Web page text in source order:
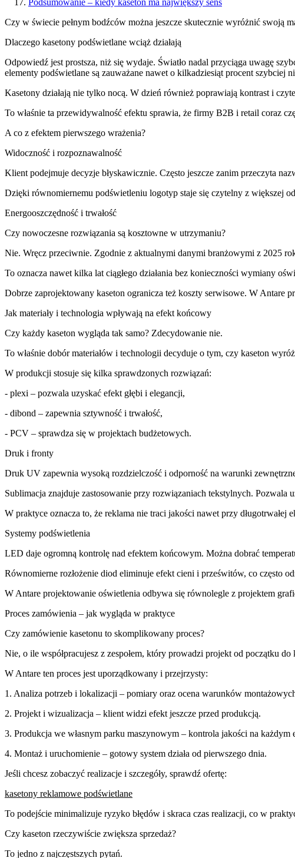
Czy w świecie pełnym bodźców można jeszcze skutecznie wyróżnić swoją
Dlaczego kasetony podświetlane wciąż działają
Odpowiedź jest prostsza, niż się wydaje. Światło nadal przyciąga uwagę
elementy podświetlane są zauważane nawet o kilkadziesiąt procent szybciej
Kasetony działają nie tylko nocą. W dzień również poprawiają kontrast i
To właśnie ta przewidywalność efektu sprawia, że firmy B2B i retail coraz
A co z efektem pierwszego wrażenia?
Widoczność i rozpoznawalność
Klient podejmuje decyzje błyskawicznie. Często jeszcze zanim przeczyta
Dzięki równomiernemu podświetleniu logotyp staje się czytelny z większej
Energooszczędność i trwałość
Czy nowoczesne rozwiązania są kosztowne w utrzymaniu?
Nie. Wręcz przeciwnie. Zgodnie z aktualnymi danymi branżowymi z 2025
To oznacza nawet kilka lat ciągłego działania bez konieczności wymiany
Dobrze zaprojektowany kaseton ogranicza też koszty serwisowe. W Antare
Jak materiały i technologia wpływają na efekt końcowy
Czy każdy kaseton wygląda tak samo? Zdecydowanie nie.
To właśnie dobór materiałów i technologii decyduje o tym, czy kaseton
W produkcji stosuje się kilka sprawdzonych rozwiązań:
- plexi – pozwala uzyskać efekt głębi i elegancji,
- dibond – zapewnia sztywność i trwałość,
- PCV – sprawdza się w projektach budżetowych.
Druk i fronty
Druk UV zapewnia wysoką rozdzielczość i odporność na warunki
Sublimacja znajduje zastosowanie przy rozwiązaniach tekstylnych. Pozwala
W praktyce oznacza to, że reklama nie traci jakości nawet przy długotrwałej
Systemy podświetlenia
LED daje ogromną kontrolę nad efektem końcowym. Można dobrać
Równomierne rozłożenie diod eliminuje efekt cieni i prześwitów, co często
W Antare projektowanie oświetlenia odbywa się równolegle z projektem
Proces zamówienia – jak wygląda w praktyce
Czy zamówienie kasetonu to skomplikowany proces?
Nie, o ile współpracujesz z zespołem, który prowadzi projekt od początku do
W Antare ten proces jest uporządkowany i przejrzysty:
1. Analiza potrzeb i lokalizacji – pomiary oraz ocena warunków
2. Projekt i wizualizacja – klient widzi efekt jeszcze przed produkcją.
3. Produkcja we własnym parku maszynowym – kontrola jakości na każdym
4. Montaż i uruchomienie – gotowy system działa od pierwszego dnia.
Jeśli chcesz zobaczyć realizacje i szczegóły, sprawdź ofertę:
kasetony reklamowe podświetlane
To podejście minimalizuje ryzyko błędów i skraca czas realizacji, co w
Czy kaseton rzeczywiście zwiększa sprzedaż?
To jedno z najczęstszych pytań.